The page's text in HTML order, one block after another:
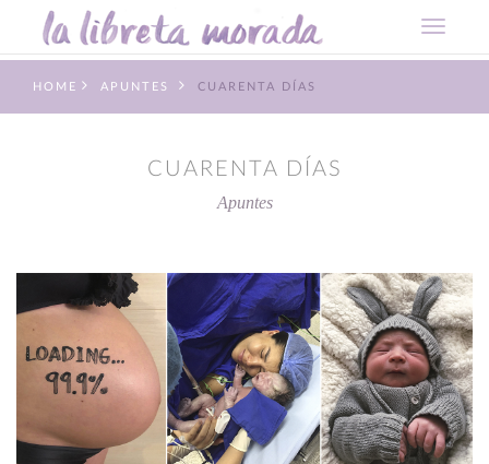
HOME APUNTES CUARENTA DÍAS
CUARENTA DÍAS
Apuntes